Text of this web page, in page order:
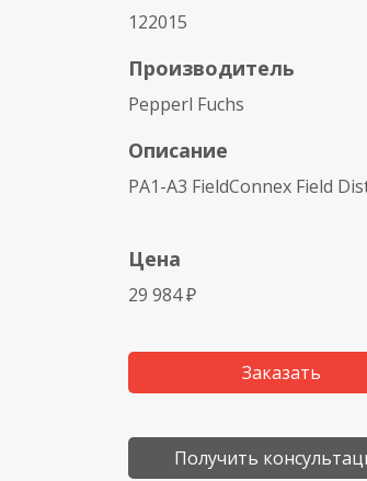
122015
Производитель
Pepperl Fuchs
Описание
PA1-A3 FieldConnex Field
Цена
29 984 ₽
Заказать
Получить